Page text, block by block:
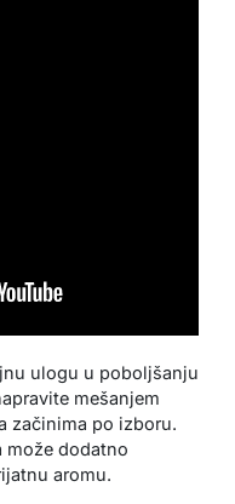
ulogu u poboljšanju
mešanjem
začinima po izboru.
može dodatno
aromu.